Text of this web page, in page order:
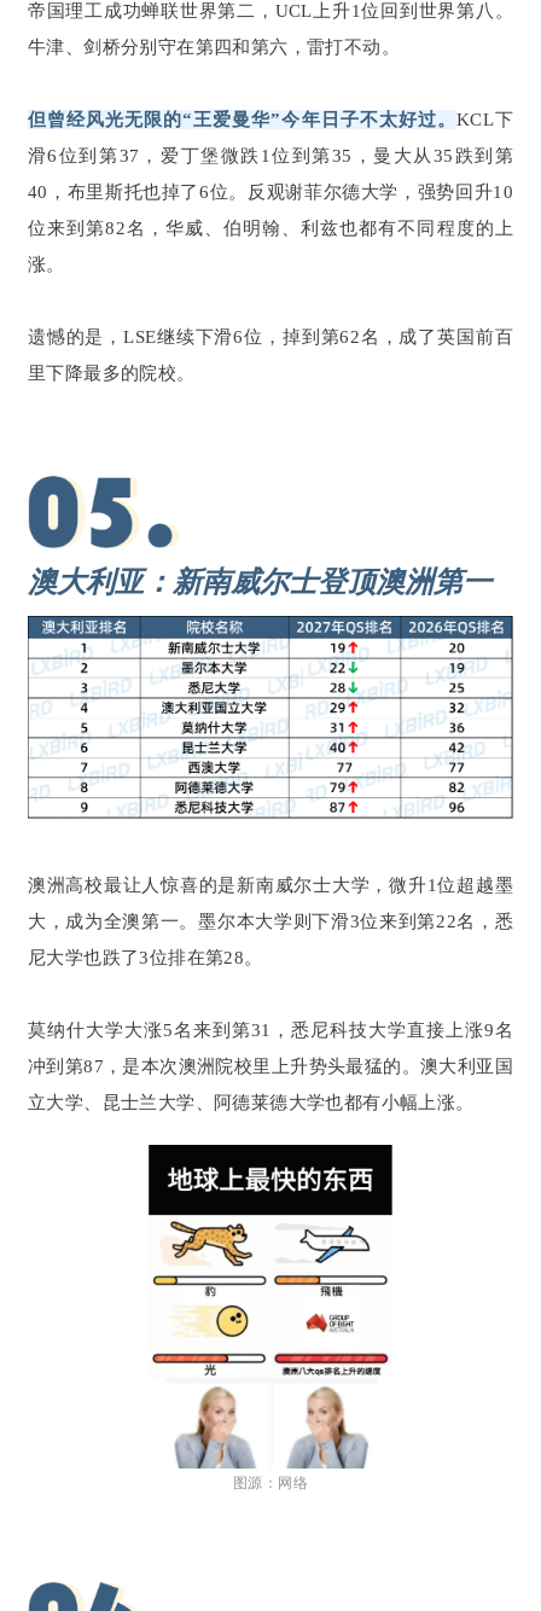
帝国理工成功蝉联世界第二，UCL上升1位回到世界第八。
牛津、剑桥分别守在第四和第六，雷打不动。
但曾经风光无限的“王爱曼华”今年日子不太好过。 KCL下
滑6位到第37，爱丁堡微跌1位到第35，曼大从35跌到第
40，布里斯托也掉了6位。反观谢菲尔德大学，强势回升10
位来到第82名，华威、伯明翰、利兹也都有不同程度的上
涨。
遗憾的是，LSE继续下滑6位，掉到第62名，成了英国前百
里下降最多的院校。
澳大利亚：新南威尔士登顶澳洲第一
澳洲高校最让人惊喜的是新南威尔士大学，微升1位超越墨
大，成为全澳第一。墨尔本大学则下滑3位来到第22名，悉
尼大学也跌了3位排在第28。
莫纳什大学大涨5名来到第31，悉尼科技大学直接上涨9名
冲到第87，是本次澳洲院校里上升势头最猛的。澳大利亚国
立大学、昆士兰大学、阿德莱德大学也都有小幅上涨。
图源：网络